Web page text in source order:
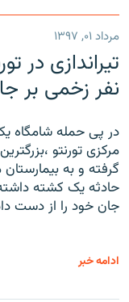
مرداد ۰۱, ۱۳۹۷
نفر زخمی بر
در پی حمله شامگاه
گرفته و به
حادثه یک کشته
جان خود را از دست
ادامه خبر